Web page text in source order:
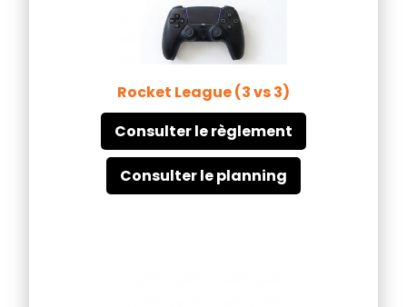
Rocket League (3 vs 3)
Consulter le règlement
Consulter le planning